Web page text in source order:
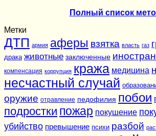
Полный список
Метки
ДТП армия аферы взятка власть газ
драка животные заключенные
компенсация коррупция кража медицина
несчастный случай
оружие отравление педофилия побои
подростки пожар покушение
убийство превышение психи разбой